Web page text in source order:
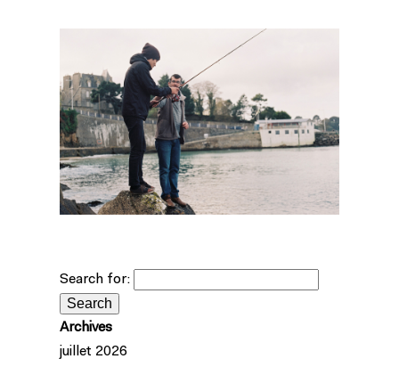
Search for:
Archives
juillet 2026